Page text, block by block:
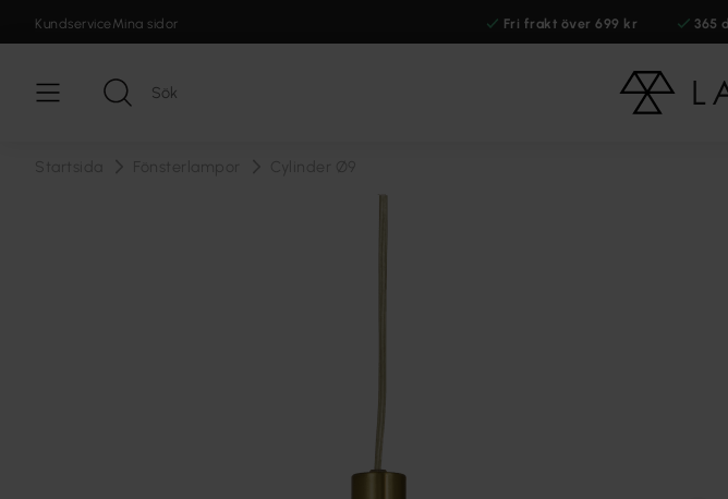
KundserviceMina sidor Fri frakt över 699 kr 365